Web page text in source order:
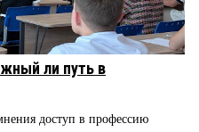
ли путь в
доступ в профессию